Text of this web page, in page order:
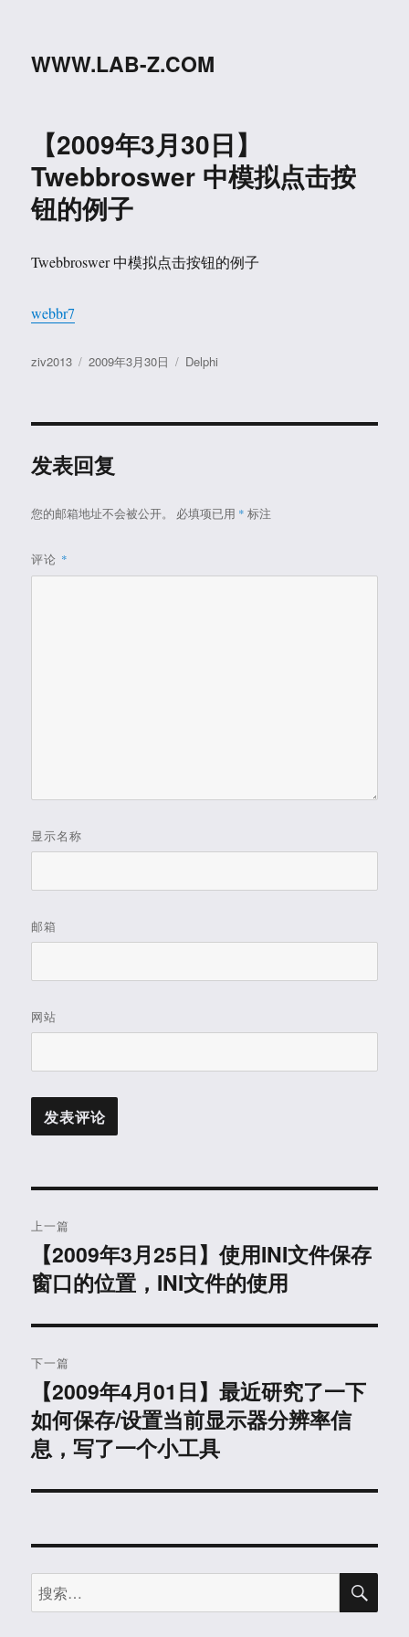
WWW.LAB-Z.COM
【2009年3月30日】
Twebbroswer 中模拟点击按
钮的例子
Twebbroswer 中模拟点击按钮的例子
webbr7
作
ziv2013
发
2009年3月30日
分
Delphi
发表回复
您的邮箱地址不会被公开。 必填项已用 * 标注
评论 *
显示名称
邮箱
网站
章
导
航
上一篇
篇
章：
【2009年3月25日】使用INI文件保存
窗口的位置，INI文件的使用
下一篇
篇
文
【2009年4月01日】最近研究了一下
如何保存/设置当前显示器分辨率信
息，写了一个小工具
搜
索：
搜